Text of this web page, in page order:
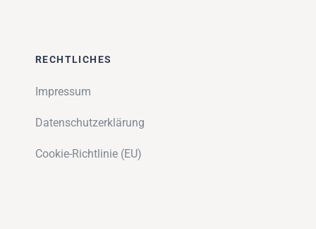
RECHTLICHES
Impressum
Datenschutzerklärung
Cookie-Richtlinie (EU)